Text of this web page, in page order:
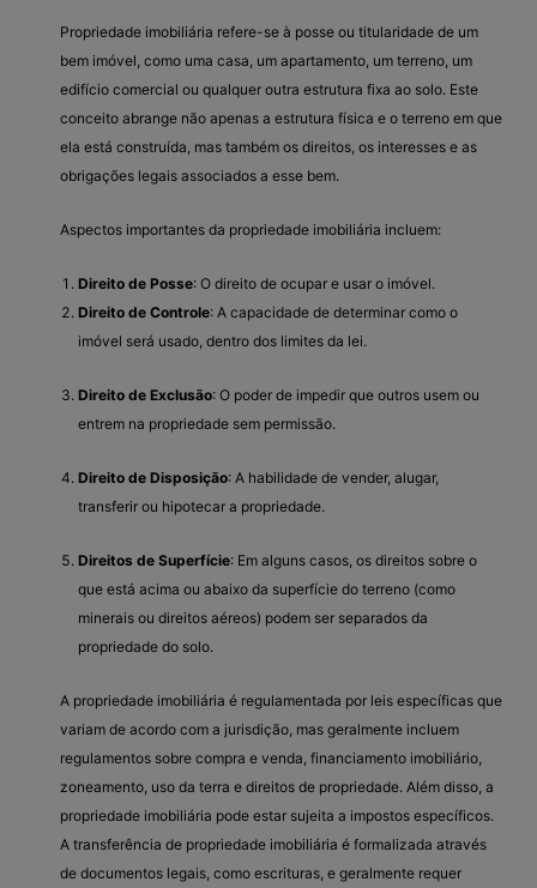
Propriedade imobiliária refere-se à posse ou titularidade de um
bem imóvel, como uma casa, um apartamento, um terreno, um
edifício comercial ou qualquer outra estrutura fixa ao solo. Este
conceito abrange não apenas a estrutura física e o terreno em que
ela está construída, mas também os direitos, os interesses e as
obrigações legais associados a esse bem.
Aspectos importantes da propriedade imobiliária incluem:
Direito de Posse: O direito de ocupar e usar o imóvel.
Direito de Controle: A capacidade de determinar como o
imóvel será usado, dentro dos limites da lei.
Direito de Exclusão: O poder de impedir que outros usem ou
entrem na propriedade sem permissão.
Direito de Disposição: A habilidade de vender, alugar,
transferir ou hipotecar a propriedade.
Direitos de Superfície: Em alguns casos, os direitos sobre o
que está acima ou abaixo da superfície do terreno (como
minerais ou direitos aéreos) podem ser separados da
propriedade do solo.
A propriedade imobiliária é regulamentada por leis específicas que
variam de acordo com a jurisdição, mas geralmente incluem
regulamentos sobre compra e venda, financiamento imobiliário,
zoneamento, uso da terra e direitos de propriedade. Além disso, a
propriedade imobiliária pode estar sujeita a impostos específicos.
A transferência de propriedade imobiliária é formalizada através
de documentos legais, como escrituras, e geralmente requer